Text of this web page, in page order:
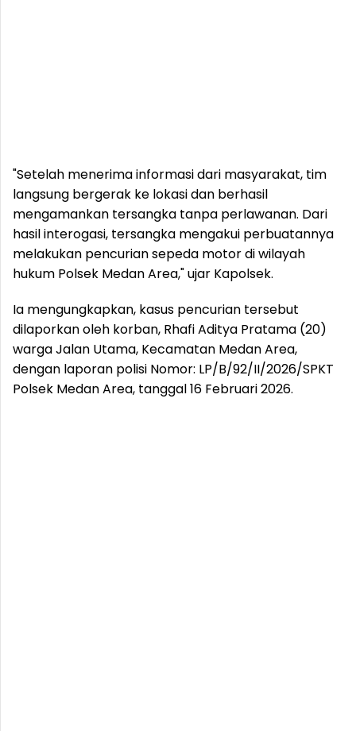
"Setelah menerima informasi dari masyarakat, tim
langsung bergerak ke lokasi dan berhasil
mengamankan tersangka tanpa perlawanan. Dari
hasil interogasi, tersangka mengakui perbuatannya
melakukan pencurian sepeda motor di wilayah
hukum Polsek Medan Area," ujar Kapolsek.
Ia mengungkapkan, kasus pencurian tersebut
dilaporkan oleh korban, Rhafi Aditya Pratama (20)
warga Jalan Utama, Kecamatan Medan Area,
dengan laporan polisi Nomor: LP/B/92/II/2026/SPKT
Polsek Medan Area, tanggal 16 Februari 2026.